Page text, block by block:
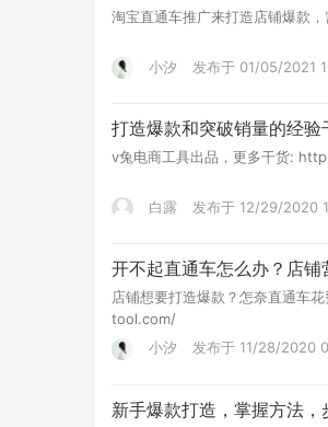
淘宝直通车推广来打造店铺爆款
小汐 发布于 01/05/2021
打造爆款和突破销量的经
v兔电商工具出品，更多干货:
白露 发布于 12/29/2020
开不起直通车怎么办？店
店铺想要打造爆款？怎奈直通车
tool.com/
小汐 发布于 11/28/2020
新手爆款打造，掌握方法